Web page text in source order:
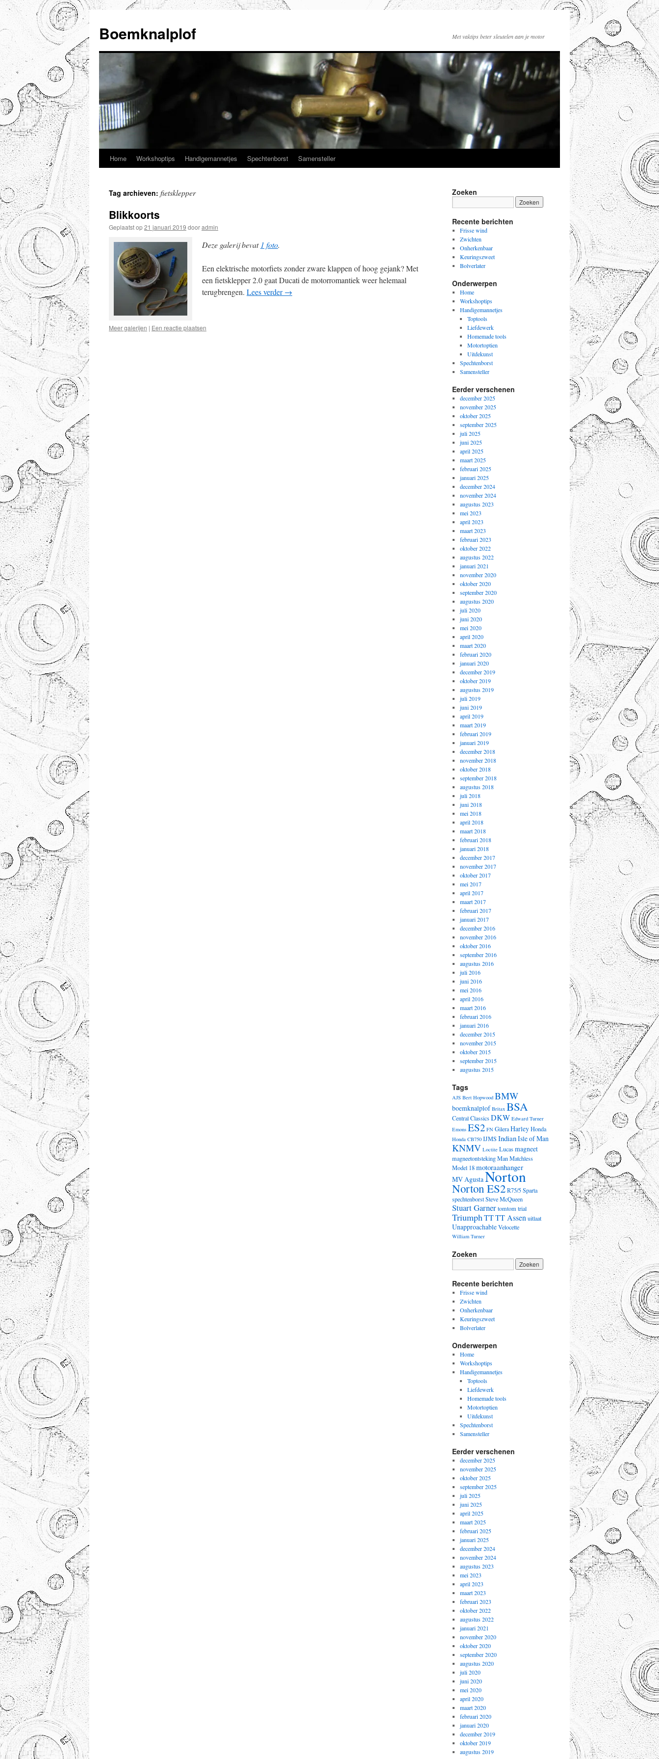
de
inhoud
Boemknalplof Met vaktips beter sleutelen aan je motor
Home Workshoptips Handigemannetjes Spechtenborst Samensteller
Tag archieven: fietsklepper
Blikkoorts
Geplaatst op21 januari 2019 dooradmin
Deze galerij bevat 1 foto.
Een elektrische motorfiets zonder zware klappen of hoog gejank? Met
een fietsklepper 2.0 gaat Ducati de motorromantiek weer helemaal
terugbrengen. Lees verder→
Meer galerijen | Een reactie plaatsen
Zoeken
Recente berichten
Frisse wind
Zwichten
Onherkenbaar
Keuringszweet
Bolverlater
Onderwerpen
Home
Workshoptips
Handigemannetjes
Toptools
Liefdewerk
Homemade tools
Motortoptien
Uitdekunst
Spechtenborst
Samensteller
Eerder verschenen
december 2025
november 2025
oktober 2025
september 2025
juli 2025
juni 2025
april 2025
maart 2025
februari 2025
januari 2025
december 2024
november 2024
augustus 2023
mei 2023
april 2023
maart 2023
februari 2023
oktober 2022
augustus 2022
januari 2021
november 2020
oktober 2020
september 2020
augustus 2020
juli 2020
juni 2020
mei 2020
april 2020
maart 2020
februari 2020
januari 2020
december 2019
oktober 2019
augustus 2019
juli 2019
juni 2019
april 2019
maart 2019
februari 2019
januari 2019
december 2018
november 2018
oktober 2018
september 2018
augustus 2018
juli 2018
juni 2018
mei 2018
april 2018
maart 2018
februari 2018
januari 2018
december 2017
november 2017
oktober 2017
mei 2017
april 2017
maart 2017
februari 2017
januari 2017
december 2016
november 2016
oktober 2016
september 2016
augustus 2016
juli 2016
juni 2016
mei 2016
april 2016
maart 2016
februari 2016
januari 2016
december 2015
november 2015
oktober 2015
september 2015
augustus 2015
Tags
AJS Bert Hopwood BMW
boemknalplof Britax BSA
Central ClassicsDKW Edward Turner
Emons ES2 FN GileraHarleyHonda
Honda CB750 IJMS IndianIsle of Man
KNMV Loctite Lucasmagneet
magneetontstekingManMatchless
Model 18motoraanhanger
MV AgustaNorton
Norton ES2R75/5Sparta
spechtenborstSteve McQueen
Stuart Garnertomtom trial
TriumphTTTT Assen uitlaat
UnapproachableVelocette
William Turner
Zoeken
Recente berichten
Frisse wind
Zwichten
Onherkenbaar
Keuringszweet
Bolverlater
Onderwerpen
Home
Workshoptips
Handigemannetjes
Toptools
Liefdewerk
Homemade tools
Motortoptien
Uitdekunst
Spechtenborst
Samensteller
Eerder verschenen
december 2025
november 2025
oktober 2025
september 2025
juli 2025
juni 2025
april 2025
maart 2025
februari 2025
januari 2025
december 2024
november 2024
augustus 2023
mei 2023
april 2023
maart 2023
februari 2023
oktober 2022
augustus 2022
januari 2021
november 2020
oktober 2020
september 2020
augustus 2020
juli 2020
juni 2020
mei 2020
april 2020
maart 2020
februari 2020
januari 2020
december 2019
oktober 2019
augustus 2019